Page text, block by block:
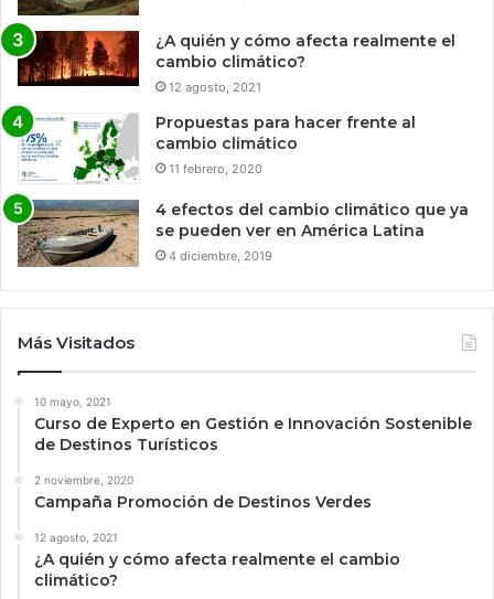
¿A quién y cómo afecta realmente el
cambio climático?
12 agosto, 2021
Propuestas para hacer frente al
cambio climático
11 febrero, 2020
4 efectos del cambio climático que ya
se pueden ver en América Latina
4 diciembre, 2019
Más Visitados
10 mayo, 2021
Curso de Experto en Gestión e Innovación Sostenible
de Destinos Turísticos
2 noviembre, 2020
Campaña Promoción de Destinos Verdes
12 agosto, 2021
¿A quién y cómo afecta realmente el cambio
climático?